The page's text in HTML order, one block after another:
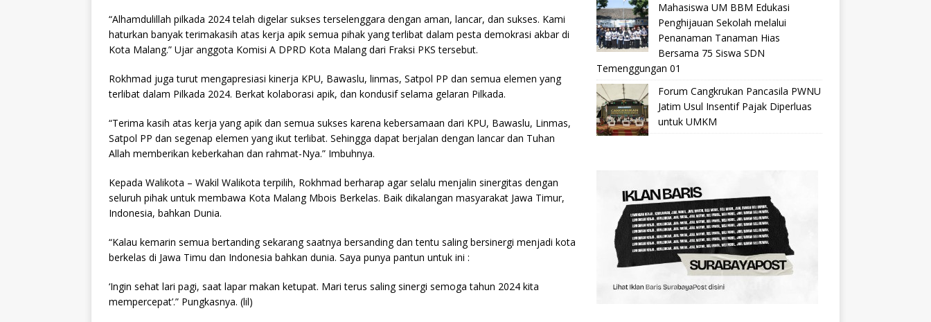
“Alhamdulillah pilkada 2024 telah digelar sukses terselenggara dengan aman, lancar, dan sukses. Kami
haturkan banyak terimakasih atas kerja apik semua pihak yang terlibat dalam pesta demokrasi akbar di
Kota Malang.” Ujar anggota Komisi A DPRD Kota Malang dari Fraksi PKS tersebut.
Rokhmad juga turut mengapresiasi kinerja KPU, Bawaslu, linmas, Satpol PP dan semua elemen yang
terlibat dalam Pilkada 2024. Berkat kolaborasi apik, dan kondusif selama gelaran Pilkada.
“Terima kasih atas kerja yang apik dan semua sukses karena kebersamaan dari KPU, Bawaslu, Linmas,
Satpol PP dan segenap elemen yang ikut terlibat. Sehingga dapat berjalan dengan lancar dan Tuhan
Allah memberikan keberkahan dan rahmat-Nya.” Imbuhnya.
Kepada Walikota – Wakil Walikota terpilih, Rokhmad berharap agar selalu menjalin sinergitas dengan
seluruh pihak untuk membawa Kota Malang Mbois Berkelas. Baik dikalangan masyarakat Jawa Timur,
Indonesia, bahkan Dunia.
“Kalau kemarin semua bertanding sekarang saatnya bersanding dan tentu saling bersinergi menjadi kota
berkelas di Jawa Timu dan Indonesia bahkan dunia. Saya punya pantun untuk ini :
‘Ingin sehat lari pagi, saat lapar makan ketupat. Mari terus saling sinergi semoga tahun 2024 kita
mempercepat’.” Pungkasnya. (lil)
Mahasiswa UM BBM Edukasi
Penghijauan Sekolah melalui
Penanaman Tanaman Hias
Bersama 75 Siswa SDN
Temenggungan 01
Forum Cangkrukan Pancasila PWNU
Jatim Usul Insentif Pajak Diperluas
untuk UMKM